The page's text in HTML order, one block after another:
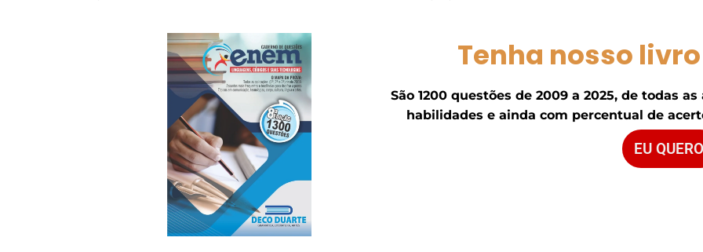
Tenha nosso
São 1200 questões de 2009 a 2025, de todas
habilidades e ainda com percentual de
EU